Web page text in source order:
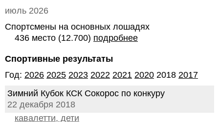
июль 2026
Спортсмены на основных лошадях
436 место (12.700) подробнее
Спортивные результаты
Год: 2026 2025 2023 2022 2021 2020 2018 2017
Зимний Кубок КСК Сокорос по конкуру
22 декабря 2018
кавалетти, дети